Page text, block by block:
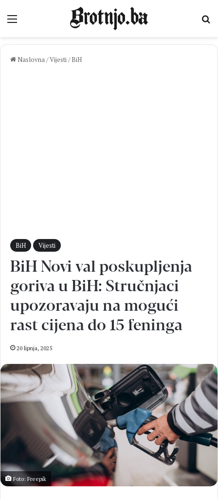
Izbornik
Naslovna/Vijesti/ BiH
BiH Vijesti
BiH Novi val poskupljenja
goriva u BiH: Stručnjaci
upozoravaju na mogući
rast cijena do 15 feninga
20 lipnja, 2025
Foto: Freepik